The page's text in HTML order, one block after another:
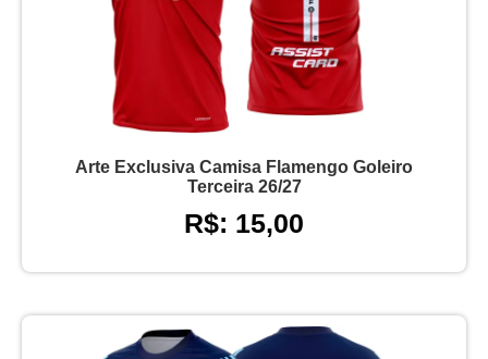
Arte Exclusiva Camisa Flamengo Goleiro
Terceira 26/27
R$: 15,00